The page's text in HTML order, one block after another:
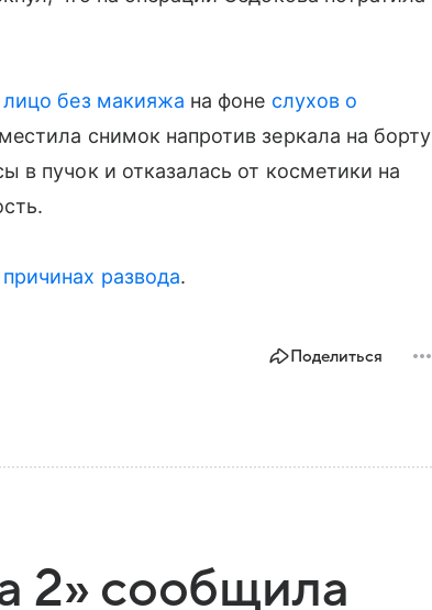
лицо без макияжа на фоне слухов о
снимок напротив зеркала на борту
в пучок и отказалась от косметики на
развода.
Поделиться
2» сообщила